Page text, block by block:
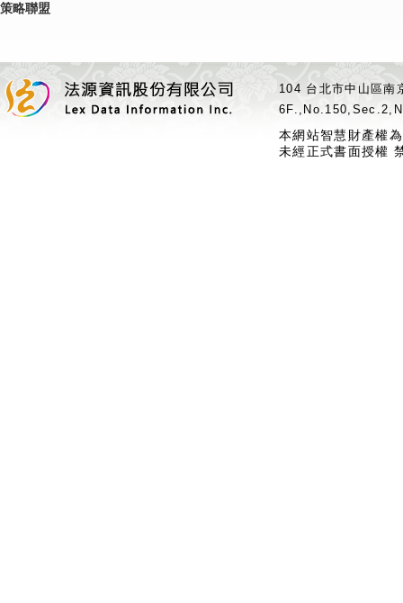
策略聯盟
104 台北市中山區
本網站智慧財產權
未經正式書面授權